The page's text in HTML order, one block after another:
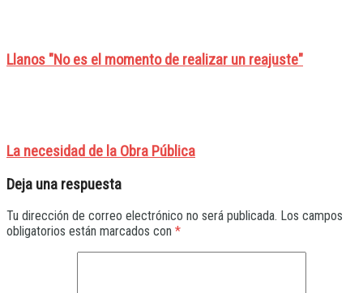
Llanos "No es el momento de realizar un reajuste"
La necesidad de la Obra Pública
Deja una respuesta
Tu dirección de correo electrónico no será publicada. Los campos
obligatorios están marcados con *